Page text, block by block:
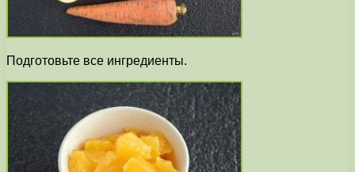
Подготовьте все ингредиенты.